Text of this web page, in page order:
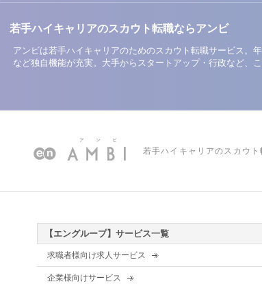
若手ハイキャリアのスカウト転職ならアンビ
アンビは若手ハイキャリアのためのスカウト転職サービス。
など独自機能が充実。大手からスタートアップ・行政など、こ
若手ハイキャリアのスカウト
【エングループ】サービス一覧
求職者様向け求人サービス
企業様向けサービス